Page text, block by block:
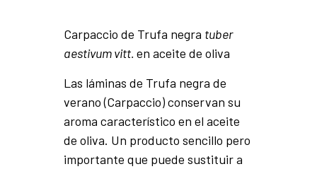
Carpaccio de Trufa negra tuber
aestivum vitt. en aceite de oliva
Las láminas de Trufa negra de
verano (Carpaccio) conservan su
aroma característico en el aceite
de oliva. Un producto sencillo pero
importante que puede sustituir a